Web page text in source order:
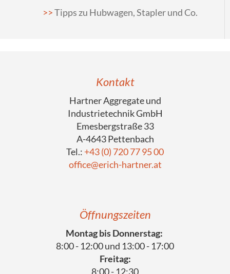
Tipps zu Hubwagen, Stapler und Co.
Kontakt
Hartner Aggregate und
Industrietechnik GmbH
Emesbergstraße 33
A-4643 Pettenbach
Tel.: +43 (0) 720 77 95 00
office@erich-hartner.at
Öffnungszeiten
Montag bis Donnerstag:
8:00 - 12:00 und 13:00 - 17:00
Freitag:
8:00 - 12:30